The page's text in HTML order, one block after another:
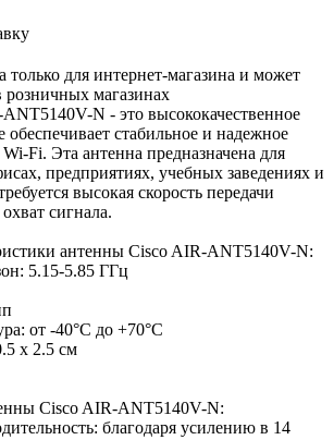
только для интернет-магазина и может
розничных магазинах
N - это высококачественное
обеспечивает стабильное и надежное
Fi. Эта антенна предназначена для
предприятиях, учебных заведениях и
высокая скорость передачи
сигнала.
антенны Cisco AIR-ANT5140V-N:
5.15-5.85 ГГц
от -40°C до +70°C
x 2.5 см
Cisco AIR-ANT5140V-N:
благодаря усилению в 14